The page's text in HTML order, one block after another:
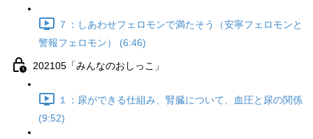
７：しあわせフェロモンで満たそう（安寧フェロモンと
警報フェロモン） (6:46)
202105「みんなのおしっこ」
１：尿ができる仕組み、腎臓について、血圧と尿の関係
(9:52)